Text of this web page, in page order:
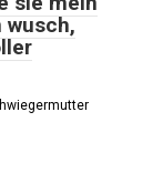
wusch,